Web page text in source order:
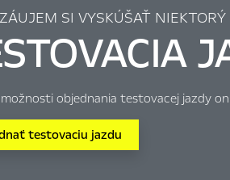
SI VYSKÚŠAŤ
objednania testovacej jazdy
testovaciu jazdu